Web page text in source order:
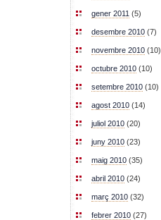
gener 2011 (5)
desembre 2010 (7)
novembre 2010 (10)
octubre 2010 (10)
setembre 2010 (10)
agost 2010 (14)
juliol 2010 (20)
juny 2010 (23)
maig 2010 (35)
abril 2010 (24)
març 2010 (32)
febrer 2010 (27)